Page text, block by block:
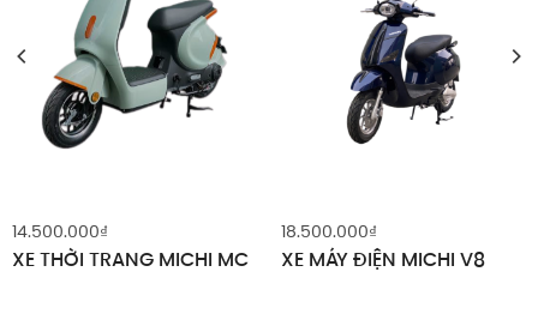
14.500.000₫
XE THỜI TRANG MICHI MC
18.500.000₫
XE MÁY ĐIỆN MICHI V8